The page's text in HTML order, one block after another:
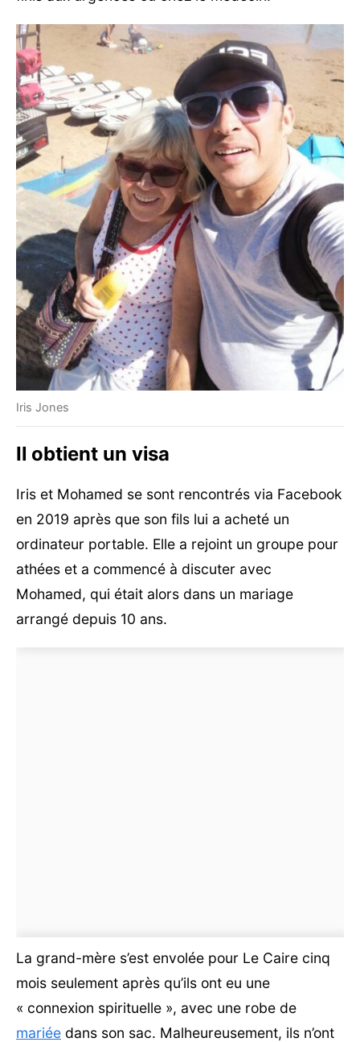
Iris Jones
Il obtient un visa
Iris et Mohamed se sont rencontrés via Facebook
en 2019 après que son fils lui a acheté un
ordinateur portable. Elle a rejoint un groupe pour
athées et a commencé à discuter avec
Mohamed, qui était alors dans un mariage
arrangé depuis 10 ans.
La grand-mère s’est envolée pour Le Caire cinq
mois seulement après qu’ils ont eu une
« connexion spirituelle », avec une robe de
mariée dans son sac. Malheureusement, ils n’ont